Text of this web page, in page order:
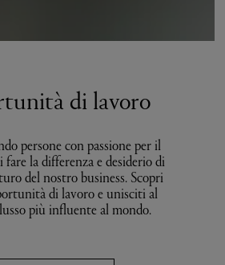
di lavoro
persone con passione per il
fare la differenza e desiderio di
del nostro business. Scopri
di lavoro e unisciti al
più influente al mondo.